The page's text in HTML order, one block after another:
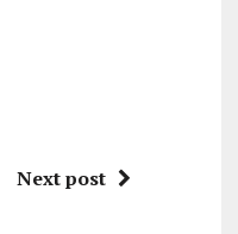
Next post